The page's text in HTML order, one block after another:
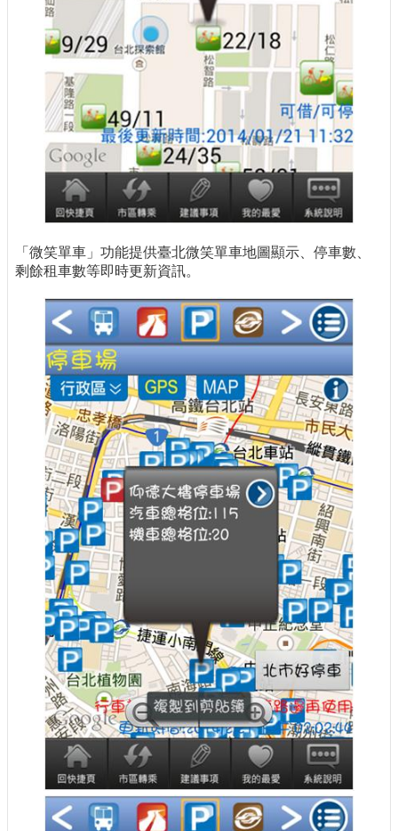
「微笑單車」功能提供臺北微笑單車地圖顯示、停車數、
剩餘租車數等即時更新資訊。